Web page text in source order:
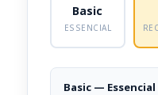
Basic
ESSENCIAL
Basic — Essencial